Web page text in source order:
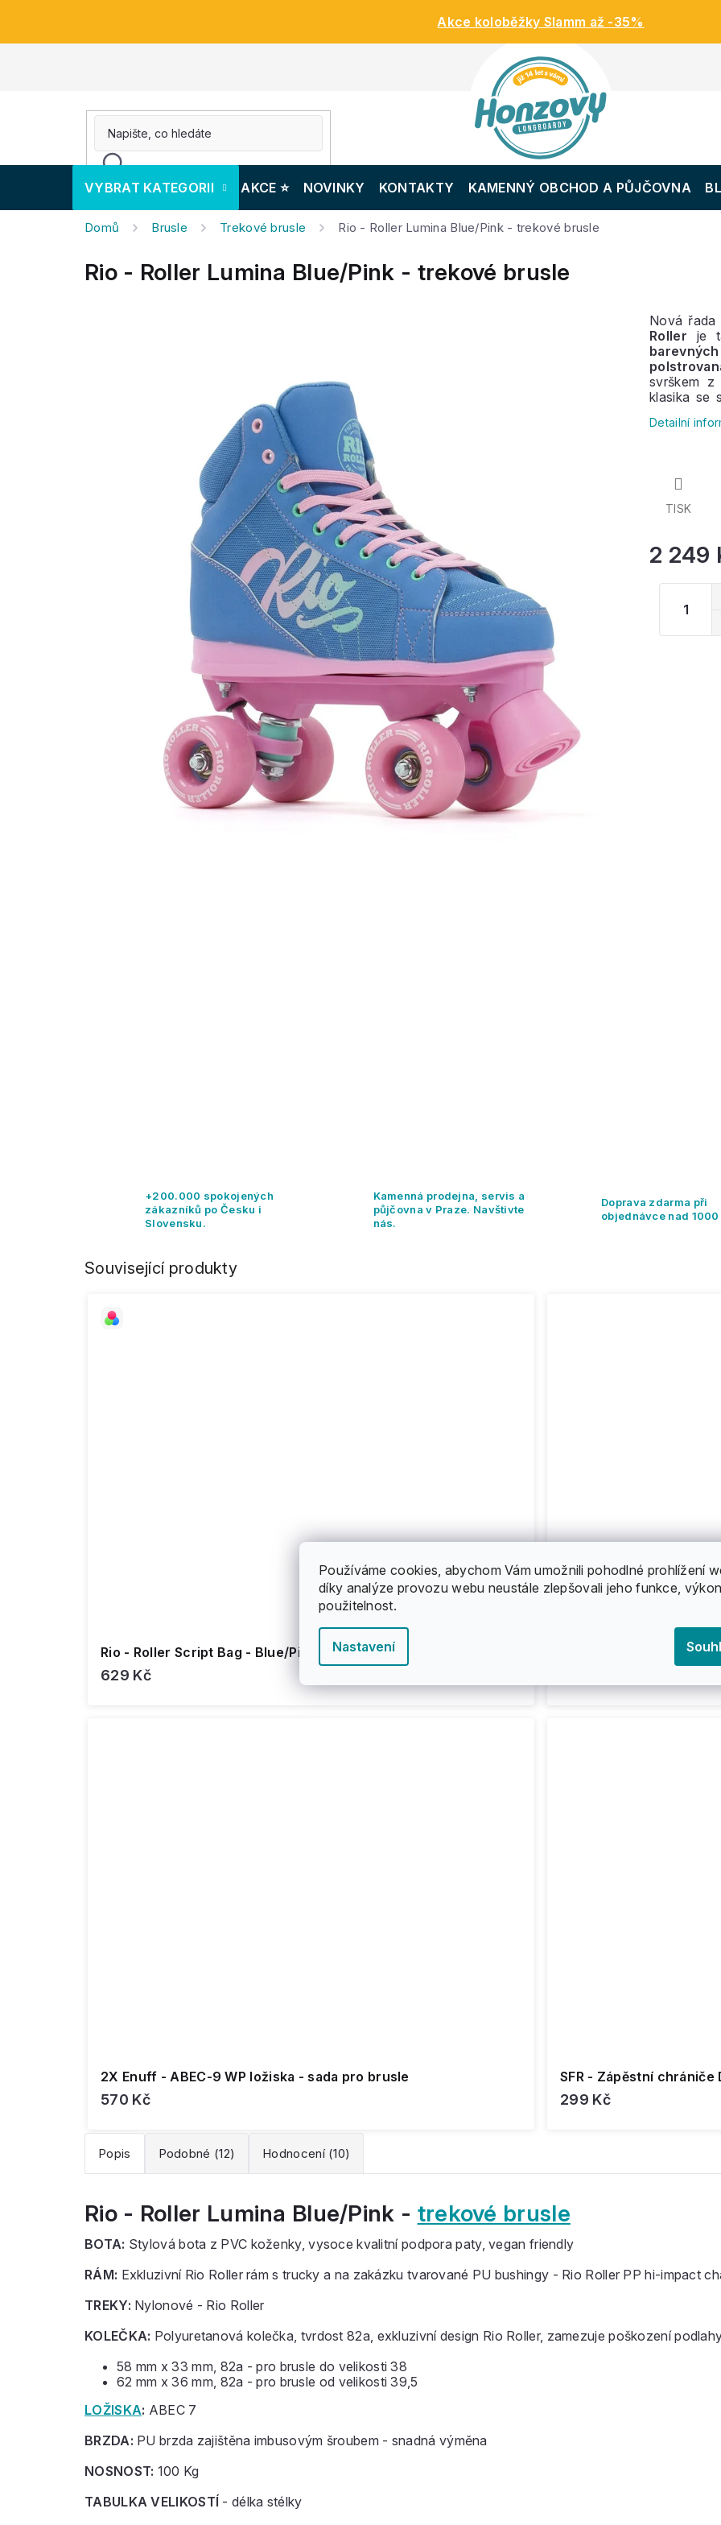
Používáme cookies, abychom Vám umožnili pohodlné prohlížení
díky analýze provozu webu neustále zlepšovali jeho funkce,
použitelnost.
Nastavení
Akce koloběžky Slamm až -35%
VYBRAT KATEGORII AKCE ⭐️ NOVINKY KONTAKTY KAMENNÝ OBCHOD A PŮJČOVNA
Domů Brusle Trekové brusle Rio - Roller Lumina Blue/Pink - trekové brusle
Rio - Roller Lumina Blue/Pink - trekové brusle
2 249
Nová řada
Roller je
svrškem z
klasika se
Měkká
Detailní
TISK
+200.000 spokojených
zákazníků po Česku i
Slovensku.
Kamenná prodejna, servis a
půjčovna v Praze. Navštivte
nás.
Doprava zdarma při
objednávce nad 1000
Související produkty
Rio - Roller Script Bag - Blue/Pink - obal na brusle
629 Kč
Tempish - Comfort -
2X Enuff - ABEC-9 WP ložiska - sada pro brusle
570 Kč
SFR - Zápěstní chrániče
299 Kč
Popis Podobné (12) Hodnocení (10)
Rio - Roller Lumina Blue/Pink - trekové brusle
BOTA: Stylová bota z PVC koženky, vysoce kvalitní podpora paty, vegan friendly
RÁM: Exkluzivní Rio Roller rám s trucky a na zakázku tvarované PU bushingy - Rio Roller PP hi-impact
TREKY: Nylonové - Rio Roller
KOLEČKA: Polyuretanová kolečka, tvrdost 82a, exkluzivní design Rio Roller, zamezuje poškození
58 mm x 33 mm, 82a - pro brusle do velikosti 38
62 mm x 36 mm, 82a - pro brusle od velikosti 39,5
LOŽISKA: ABEC 7
BRZDA: PU brzda zajištěna imbusovým šroubem - snadná výměna
NOSNOST: 100 Kg
TABULKA VELIKOSTÍ - délka stélky